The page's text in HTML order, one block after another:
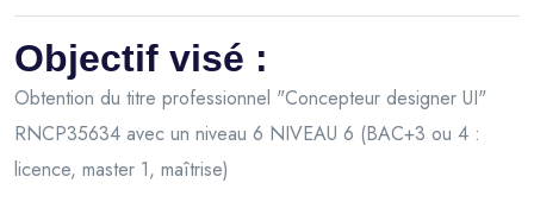
Objectif visé :
Obtention du titre professionnel "Concepteur designer UI"
RNCP35634 avec un niveau 6 NIVEAU 6 (BAC+3 ou 4 :
licence, master 1, maîtrise)